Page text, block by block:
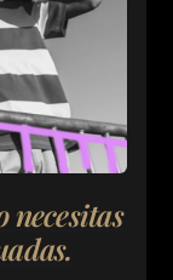
necesitas